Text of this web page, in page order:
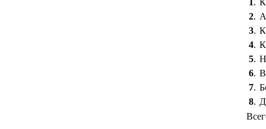
1.
2.
3.
4.
5.
6.
7.
8.